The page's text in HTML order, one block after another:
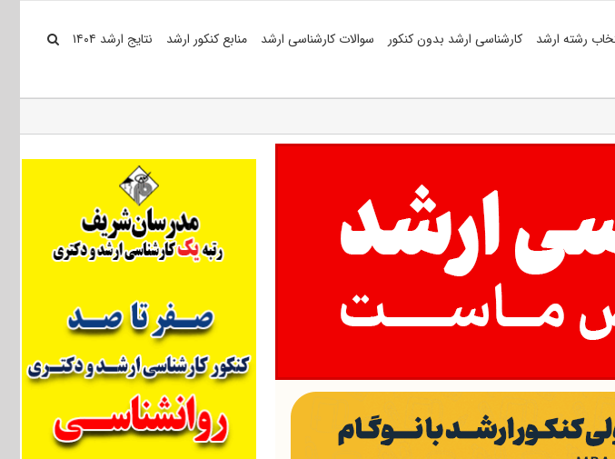
رشته ارشد کارشناسی ارشد بدون کنکور سوالات کارشناسی ارشد منابع کنکور ارشد نتایج ارشد ۱۴۰۴